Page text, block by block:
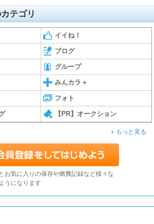
テゴリ
イイね！
ブログ
グループ
みんカラ＋
フォト
【PR】オークション
もっと見る
お気に入りの保存や燃費記録など様々な
うになります